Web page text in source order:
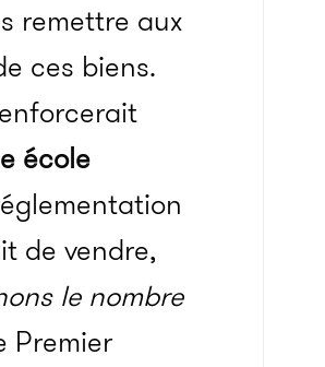
remettre aux
ces biens.
école
de vendre,
le nombre
Premier